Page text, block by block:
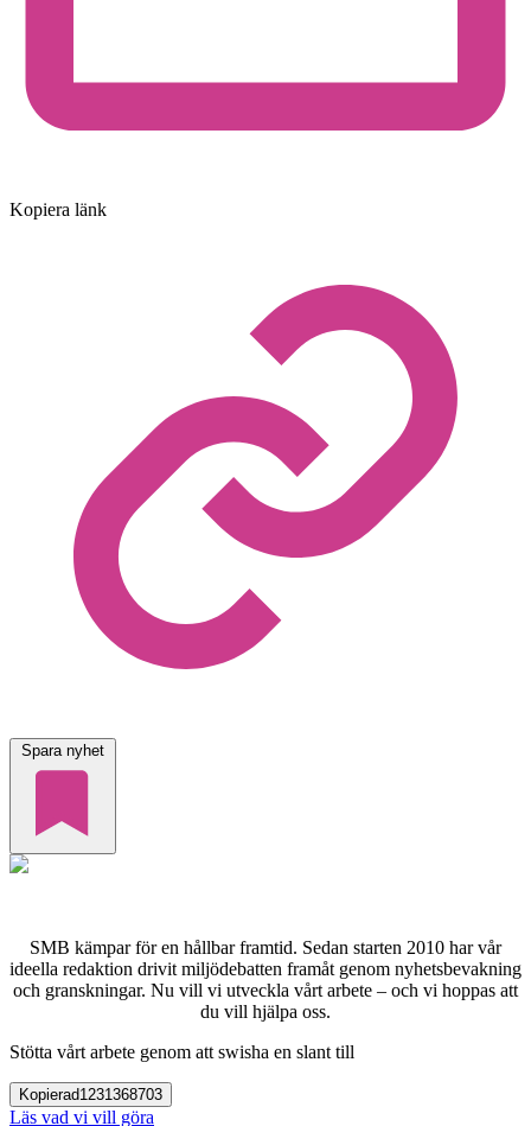
Kopiera länk
Spara nyhet
SMB kämpar för en hållbar framtid. Sedan starten 2010 har vår
ideella redaktion drivit miljödebatten framåt genom nyhetsbevakning
och granskningar. Nu vill vi utveckla vårt arbete – och vi hoppas att
du vill hjälpa oss.
Stötta vårt arbete genom att swisha en slant till
Kopierad1231368703
Läs vad vi vill göra